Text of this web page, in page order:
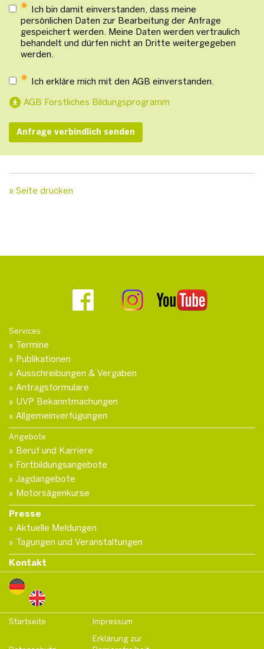
* Ich bin damit einverstanden, dass meine
persönlichen Daten zur Bearbeitung der Anfrage
gespeichert werden. Meine Daten werden vertraulich
behandelt und dürfen nicht an Dritte weitergegeben
werden.
* Ich erkläre mich mit den AGB einverstanden.
AGB Forstliches Bildungsprogramm
» Seite drucken
Services
Termine
Publikationen
Ausschreibungen & Vergaben
Antragsformulare
UVP Bekanntmachungen
Allgemeinverfügungen
Angebote
Beruf und Karriere
Fortbildungsangebote
Jagdangebote
Motorsägenkurse
Presse
Aktuelle Meldungen
Tagungen und Veranstaltungen
Kontakt
Startseite Impressum
Erklärung zur